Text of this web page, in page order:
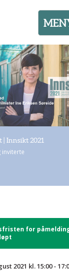
Innsikt 2021
inviterte
for
2021 kl. 15:00 -